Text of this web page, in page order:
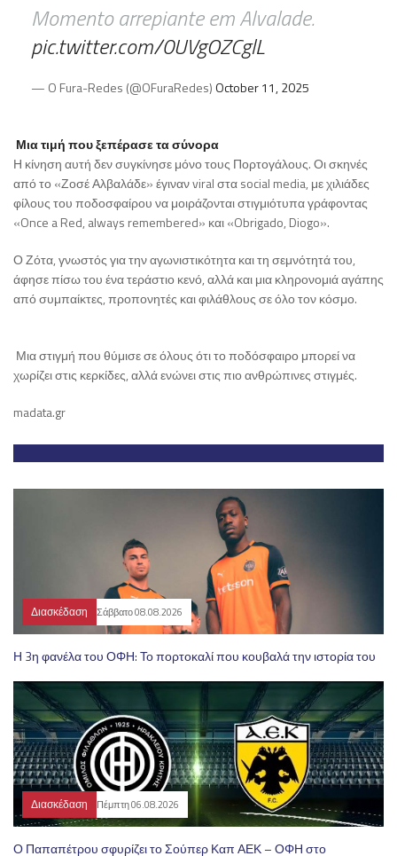
Momento arrepiante em Alvalade.
pic.twitter.com/0UVgOZCglL
— O Fura-Redes (@OFuraRedes) October 11, 2025
Μια τιμή που ξεπέρασε τα σύνορα
Η κίνηση αυτή δεν συγκίνησε μόνο τους Πορτογάλους. Οι σκηνές
από το «Ζοσέ Αλβαλάδε» έγιναν viral στα social media, με χιλιάδες
φίλους του ποδοσφαίρου να μοιράζονται στιγμιότυπα γράφοντας
«Once a Red, always remembered» και «Obrigado, Diogo».
Ο Ζότα, γνωστός για την αγωνιστικότητα και τη σεμνότητά του,
άφησε πίσω του ένα τεράστιο κενό, αλλά και μια κληρονομιά αγάπης
από συμπαίκτες, προπονητές και φιλάθλους σε όλο τον κόσμο.
Μια στιγμή που θύμισε σε όλους ότι το ποδόσφαιρο μπορεί να
χωρίζει στις κερκίδες, αλλά ενώνει στις πιο ανθρώπινες στιγμές.
madata.gr
Διασκέδαση Σάββατο 08.08.2026
Η 3η φανέλα του ΟΦΗ: Το πορτοκαλί που κουβαλά την ιστορία του
Διασκέδαση Πέμπτη 06.08.2026
Ο Παπαπέτρου σφυρίζει το Σούπερ Καπ ΑΕΚ – ΟΦΗ στο